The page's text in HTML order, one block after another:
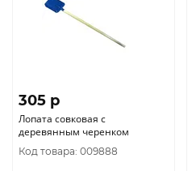
305 p
Лопата совковая с
деревянным черенком
Код товара: 009888